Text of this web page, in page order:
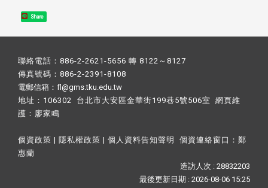
Share
聯絡電話：886-2-2621-5656 轉 8122～8127
傳真號碼：886-2-2391-8108
電郵信箱：fl@gms.tku.edu.tw
地址：106302 台北市大安區金華街199巷5號506室 網頁維
護： 廖家鳴​
個資政策 | 隱私權政策 | 個人資料告知聲明 個資連絡窗口： 鄭
惠蘭
造訪人次 : 28832203
最後更新日期 :2026-08-06 15:25